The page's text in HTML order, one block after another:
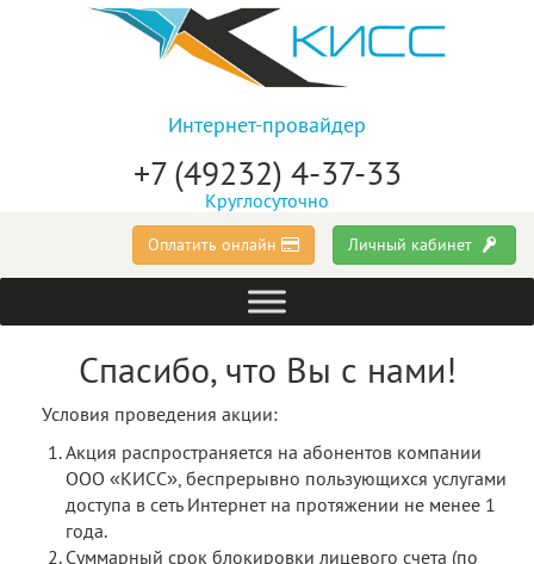
Интернет-провайдер
+7 (49232) 4-37-33
Круглосуточно
Личный кабинет
Оплатить онлайн
Спасибо, что Вы с нами!
Условия проведения акции:
Акция распространяется на абонентов компании
ООО «КИСС», беспрерывно пользующихся услугами
доступа в сеть Интернет на протяжении не менее 1
года.
Суммарный срок блокировки лицевого счета (по